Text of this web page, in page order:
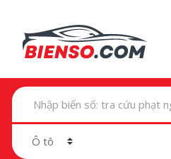
T
ì
k
ế